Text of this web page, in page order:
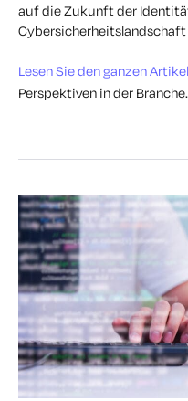
auf die Zukunft der
Lesen Sie den ganzen Artikel
Perspektiven in der Branche.